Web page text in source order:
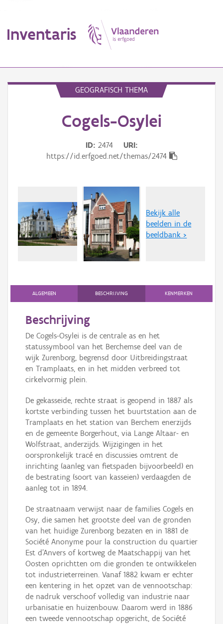
Inventaris
Gebeurtenis
Persoon of collectief
Aanmelden
GEOGRAFISCH THEMA
Cogels-Osylei
ID 2474
URI
https://id.erfgoed.net/themas/2474
Bekijk alle
beelden in de
beeldbank >
ALGEMEEN BESCHRIJVING KENMERKEN
Beschrijving
De Cogels-Osylei is de centrale as en het
statussymbool van het Berchemse deel van de
wijk Zurenborg, begrensd door Uitbreidingstraat
en Tramplaats, en in het midden verbreed tot
cirkelvormig plein.
De gekasseide, rechte straat is geopend in 1887 als
kortste verbinding tussen het buurtstation aan de
Tramplaats en het station van Berchem enerzijds
en de gemeente Borgerhout, via Lange Altaar- en
Wolfstraat, anderzijds. Wijzigingen in het
oorspronkelijk tracé en discussies omtrent de
inrichting (aanleg van fietspaden bijvoorbeeld) en
de bestrating (soort van kasseien) verdaagden de
aanleg tot in 1894.
De straatnaam verwijst naar de families Cogels en
Osy, die samen het grootste deel van de gronden
van het huidige Zurenborg bezaten en in 1881 de
Société Anonyme pour la construction du quartier
Est d’Anvers of kortweg de Maatschappij van het
Oosten oprichtten om die gronden te ontwikkelen
tot industrieterreinen. Vanaf 1882 kwam er echter
een kentering in het opzet van de vennootschap:
de nadruk verschoof volledig van industrie naar
urbanisatie en huizenbouw. Daarom werd in 1886
een tweede vennootschap opgericht, de Société